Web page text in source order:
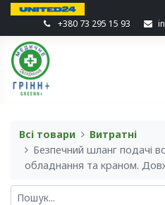
+380 73 295 15 93
Всі товари
Витратні
Безпечний шланг подачі
обладнання та краном.